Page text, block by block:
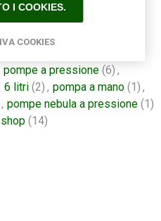
prodotto
pompe a pressione (6) ,
6 litri (2) , pompa a mano (1) ,
, pompe nebula a pressione (1)
(14)
I COOKIES.
COOKIES